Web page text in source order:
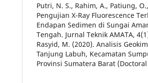
Putri, N. S., Rahim, A., Patiung,
Pengujian X-Ray Fluorescence
Endapan Sedimen di Sungai
Tengah. Jurnal Teknik AMATA,
Rasyid, M. (2020). Analisis
Tanjung Labuh, Kecamatan
Provinsi Sumatera Barat